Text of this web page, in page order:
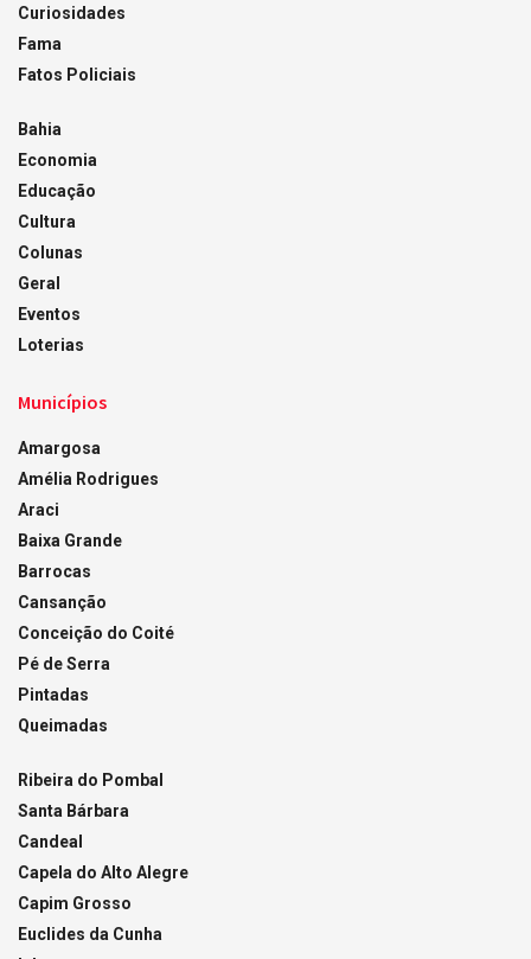
Curiosidades
Fama
Fatos Policiais
Bahia
Economia
Educação
Cultura
Colunas
Geral
Eventos
Loterias
Municípios
Amargosa
Amélia Rodrigues
Araci
Baixa Grande
Barrocas
Cansanção
Conceição do Coité
Pé de Serra
Pintadas
Queimadas
Ribeira do Pombal
Santa Bárbara
Candeal
Capela do Alto Alegre
Capim Grosso
Euclides da Cunha